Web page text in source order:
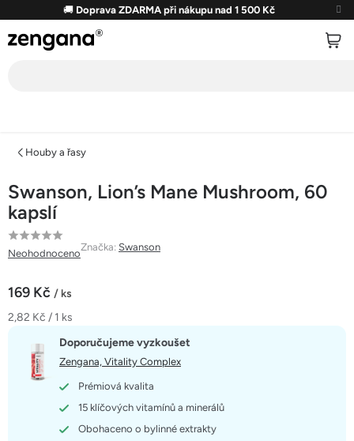
obsah
🚚 Doprava ZDARMA při nákupu nad 1 500 Kč
Houby a řasy
Swanson, Lion’s Mane Mushroom, 60
kapslí
Průměrné
hodnocení
je
0,0
hvězdiček.
Neohodnoceno
Značka: Swanson
169 Kč / ks
Měrná
2,82 Kč / 1 ks
Doporučujeme vyzkoušet
Zengana, Vitality Complex
Prémiová kvalita
15 klíčových vitamínů a minerálů
Obohaceno o bylinné extrakty